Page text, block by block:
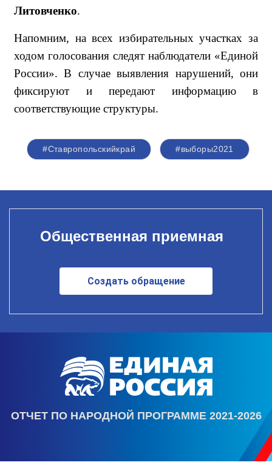
Литовченко.
Напомним, на всех избирательных участках за
ходом голосования следят наблюдатели «Единой
России». В случае выявления нарушений, они
фиксируют и передают информацию в
соответствующие структуры.
#Ставропольскийкрай #выборы2021
Общественная приемная
Создать обращение
ОТЧЕТ ПО НАРОДНОЙ ПРОГРАММЕ 2021-2026